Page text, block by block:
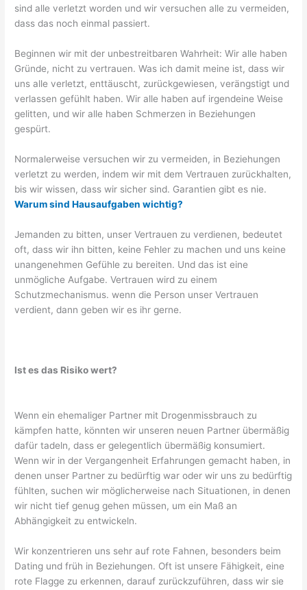
sind alle verletzt worden und wir versuchen alle zu vermeiden,
dass das noch einmal passiert.
Beginnen wir mit der unbestreitbaren Wahrheit: Wir alle haben
Gründe, nicht zu vertrauen. Was ich damit meine ist, dass wir
uns alle verletzt, enttäuscht, zurückgewiesen, verängstigt und
verlassen gefühlt haben. Wir alle haben auf irgendeine Weise
gelitten, und wir alle haben Schmerzen in Beziehungen
gespürt.
Normalerweise versuchen wir zu vermeiden, in Beziehungen
verletzt zu werden, indem wir mit dem Vertrauen zurückhalten,
bis wir wissen, dass wir sicher sind. Garantien gibt es nie.
Warum sind Hausaufgaben wichtig?
Jemanden zu bitten, unser Vertrauen zu verdienen, bedeutet
oft, dass wir ihn bitten, keine Fehler zu machen und uns keine
unangenehmen Gefühle zu bereiten. Und das ist eine
unmögliche Aufgabe. Vertrauen wird zu einem
Schutzmechanismus. wenn die Person unser Vertrauen
verdient, dann geben wir es ihr gerne.
Ist es das Risiko wert?‍
Wenn ein ehemaliger Partner mit Drogenmissbrauch zu
kämpfen hatte, könnten wir unseren neuen Partner übermäßig
dafür tadeln, dass er gelegentlich übermäßig konsumiert.
Wenn wir in der Vergangenheit Erfahrungen gemacht haben, in
denen unser Partner zu bedürftig war oder wir uns zu bedürftig
fühlten, suchen wir möglicherweise nach Situationen, in denen
wir nicht tief genug gehen müssen, um ein Maß an
Abhängigkeit zu entwickeln.
Wir konzentrieren uns sehr auf rote Fahnen, besonders beim
Dating und früh in Beziehungen. Oft ist unsere Fähigkeit, eine
rote Flagge zu erkennen, darauf zurückzuführen, dass wir sie